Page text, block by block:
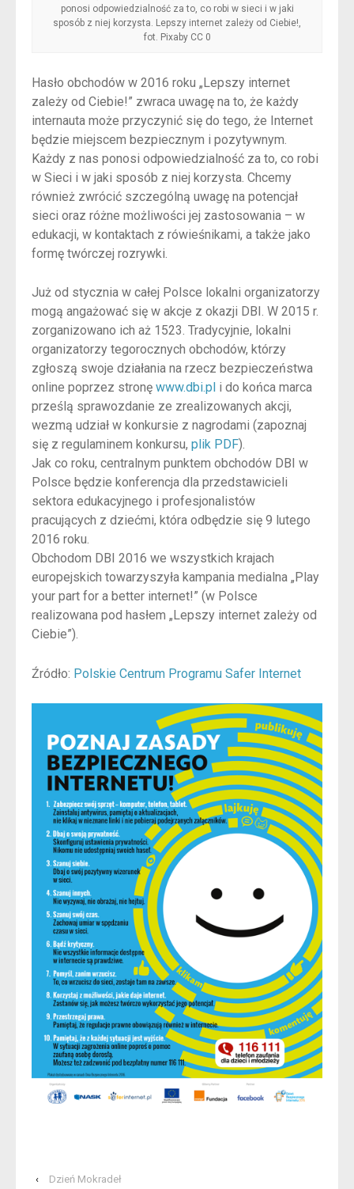
ponosi odpowiedzialność za to, co robi w sieci i w jaki
sposób z niej korzysta. Lepszy internet zależy od Ciebie!,
fot. Pixaby CC 0
Hasło obchodów w 2016 roku „Lepszy internet
zależy od Ciebie!” zwraca uwagę na to, że każdy
internauta może przyczynić się do tego, że Internet
będzie miejscem bezpiecznym i pozytywnym.
Każdy z nas ponosi odpowiedzialność za to, co robi
w Sieci i w jaki sposób z niej korzysta. Chcemy
również zwrócić szczególną uwagę na potencjał
sieci oraz różne możliwości jej zastosowania – w
edukacji, w kontaktach z rówieśnikami, a także jako
formę twórczej rozrywki.
Już od stycznia w całej Polsce lokalni organizatorzy
mogą angażować się w akcje z okazji DBI. W 2015 r.
zorganizowano ich aż 1523. Tradycyjnie, lokalni
organizatorzy tegorocznych obchodów, którzy
zgłoszą swoje działania na rzecz bezpieczeństwa
online poprzez stronę www.dbi.pl i do końca marca
prześlą sprawozdanie ze zrealizowanych akcji,
wezmą udział w konkursie z nagrodami (zapoznaj
się z regulaminem konkursu, plik PDF).
Jak co roku, centralnym punktem obchodów DBI w
Polsce będzie konferencja dla przedstawicieli
sektora edukacyjnego i profesjonalistów
pracujących z dziećmi, która odbędzie się 9 lutego
2016 roku.
Obchodom DBI 2016 we wszystkich krajach
europejskich towarzyszyła kampania medialna „Play
your part for a better internet!” (w Polsce
realizowana pod hasłem „Lepszy internet zależy od
Ciebie”).
Źródło: Polskie Centrum Programu Safer Internet
‹ Dzień Mokradeł